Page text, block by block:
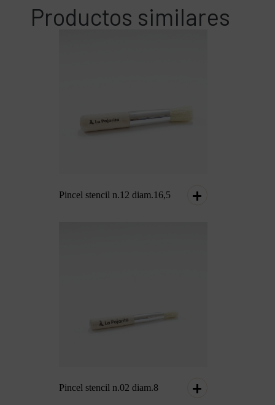
Productos similares
Pincel stencil n.12 diam.16,5
Pincel stencil n.02 diam.8